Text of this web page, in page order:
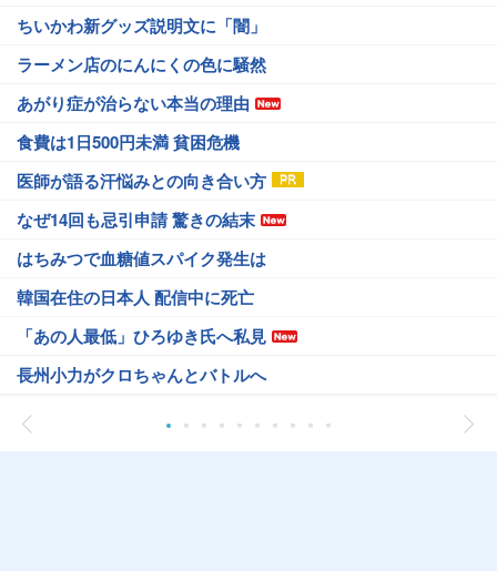
ちいかわ新グッズ説明文に「闇」
ラーメン店のにんにくの色に騒然
あがり症が治らない本当の理由
食費は1日500円未満 貧困危機
医師が語る汗悩みとの向き合い方
なぜ14回も忌引申請 驚きの結末
はちみつで血糖値スパイク発生は
韓国在住の日本人 配信中に死亡
「あの人最低」ひろゆき氏へ私見
長州小力がクロちゃんとバトルへ